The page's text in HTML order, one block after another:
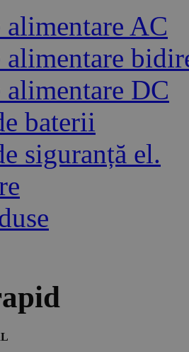
alimentare AC
alimentare
alimentare DC
baterii
siguranță el.